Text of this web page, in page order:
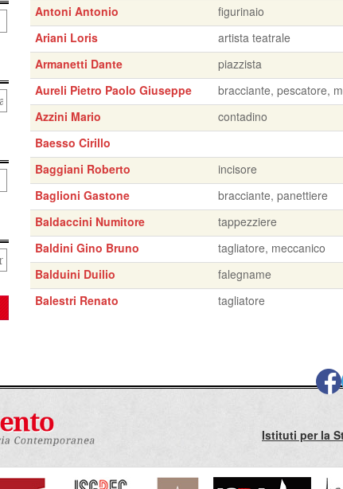
Antoni Antonio
figurinaio
Ariani Loris
artista teatrale
Armanetti Dante
piazzista
Aureli Pietro Paolo Giuseppe
bracciante, pescatore,
Azzini Mario
contadino
Baesso Cirillo
Baggiani Roberto
incisore
Baglioni Gastone
bracciante, panettiere
Baldaccini Numitore
tappezziere
Baldini Gino Bruno
tagliatore, meccanico
Balduini Duilio
falegname
Balestri Renato
tagliatore
Istituti per la